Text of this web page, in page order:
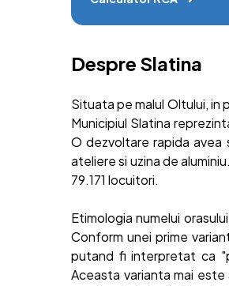
Despre Slatina
Situata pe malul Oltului, in
Municipiul Slatina
O dezvoltare rapida avea
ateliere si uzina de
79.171 locuitori.
Etimologia numelui
Conform unei prime
putand fi interpretat ca
Aceasta varianta mai